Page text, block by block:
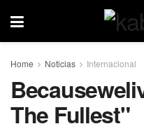
Home Noticias Internacional
The Fullest"